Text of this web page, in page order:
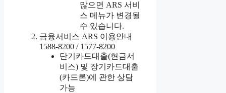
많으면 ARS 서비
스 메뉴가 변경될
수 있습니다.
금융서비스 ARS 이용안내
1588-8200 / 1577-8200
단기카드대출(현금서
비스) 및 장기카드대출
(카드론)에 관한 상담
가능